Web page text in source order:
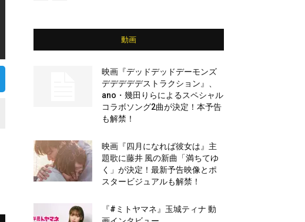
動画
映画『デッドデッドデーモンズ
デデデデデストラクション』、
ano・幾田りらによるスペシャル
コラボソング2曲が決定！本予告
も解禁！
映画『四月になれば彼女は』主
題歌に藤井 風の新曲「満ちてゆ
く」が決定！最新予告映像とポ
スタービジュアルも解禁！
『#ミトヤマネ』玉城ティナ 動